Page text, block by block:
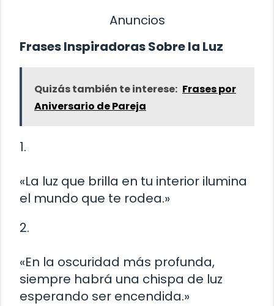
Anuncios
Frases Inspiradoras Sobre la Luz
Quizás también te interese: Frases por
Aniversario de Pareja
1.
«La luz que brilla en tu interior ilumina
el mundo que te rodea.»
2.
«En la oscuridad más profunda,
siempre habrá una chispa de luz
esperando ser encendida.»